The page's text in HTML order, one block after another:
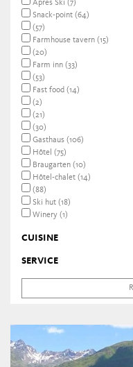
Apres Ski (7)
Snack-point (64)
(57)
Farmhouse tavern (15)
(20)
Farm inn (33)
(53)
Fast food (14)
(2)
(21)
(30)
Gasthaus (106)
Hôtel (75)
Braugarten (10)
Hôtel-chalet (14)
(88)
Ski hut (18)
Winery (1)
CUISINE
SERVICE